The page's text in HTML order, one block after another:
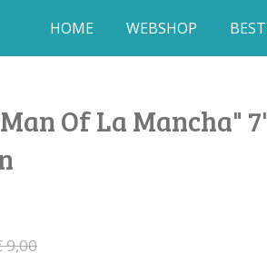
HOME WEBSHOP
Of La Mancha"
9,00